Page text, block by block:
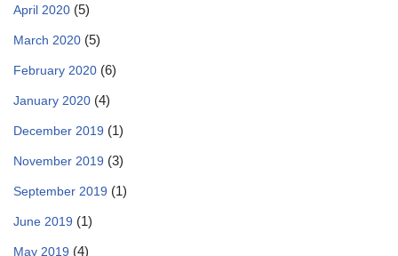
April 2020 (5)
March 2020 (5)
February 2020 (6)
January 2020 (4)
December 2019 (1)
November 2019 (3)
September 2019 (1)
June 2019 (1)
May 2019 (4)